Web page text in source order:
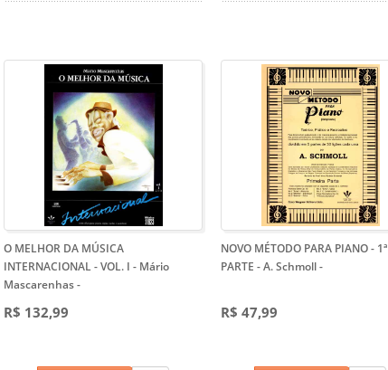
O MELHOR DA MÚSICA
INTERNACIONAL - VOL. I - Mário
Mascarenhas-
R$ 132,99
NOVO MÉTODO PARA PIANO - 1ª
PARTE - A. Schmoll-
R$ 47,99